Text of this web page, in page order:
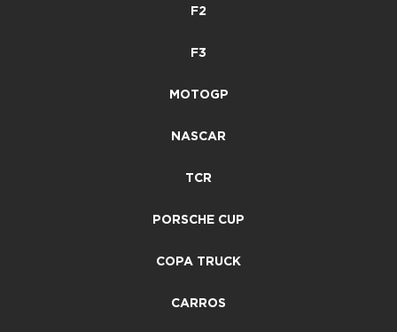
F2
F3
MOTOGP
NASCAR
TCR
PORSCHE CUP
COPA TRUCK
CARROS